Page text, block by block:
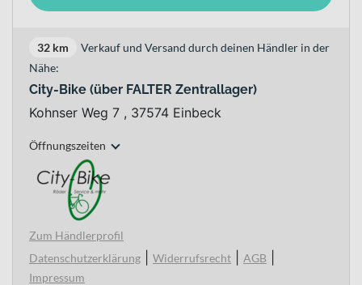
32 km
Verkauf und Versand durch deinen Händler in der
Nähe:
City-Bike (über FALTER Zentrallager)
Kohnser Weg 7 , 37574 Einbeck
Öffnungszeiten
Zum Händlerprofil
Datenschutzerklärung
Widerrufsrecht AGB
Impressum